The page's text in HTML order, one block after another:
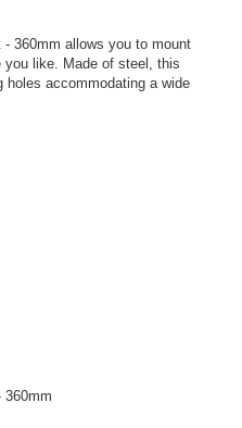
360mm allows you to mount
you like. Made of steel, this
accommodating a wide
360mm